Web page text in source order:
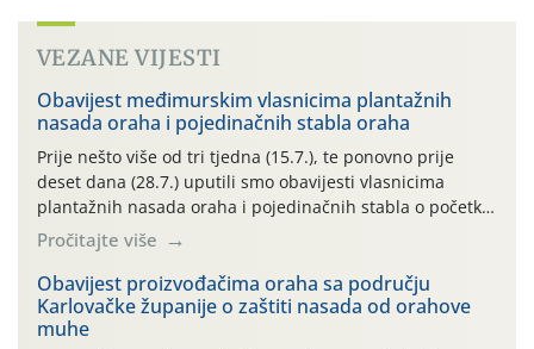
VEZANE VIJESTI
Obavijest međimurskim vlasnicima plantažnih
nasada oraha i pojedinačnih stabla oraha
Prije nešto više od tri tjedna (15.7.), te ponovno prije
deset dana (28.7.) uputili smo obavijesti vlasnicima
plantažnih nasada oraha i pojedinačnih stabla o početku
leta i ovogodišnjoj potrebi usmjerenog suzbijanja
orahove muhe (Rhagoletis completa)! Već dvanaest dana
traje drugi ovogodišnji “toplinski udar”, koji naročito
izražen zadnja šest dana (31.7.-05.8.), jer najviše
temperature zraka svakodnevno […]
Pročitajte više
Obavijest proizvođačima oraha sa području
Karlovačke županije o zaštiti nasada od orahove
muhe